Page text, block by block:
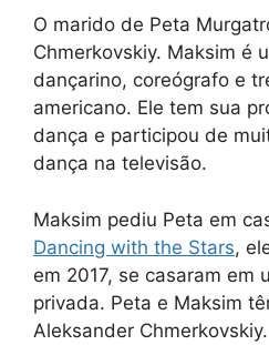
O marido de Peta
Chmerkovskiy. Maksim é
dançarino, coreógrafo e
americano. Ele tem sua
dança e participou de
dança na televisão.
Maksim pediu Peta em
Dancing with the Stars,
em 2017, se casaram em
privada. Peta e Maksim
Aleksander